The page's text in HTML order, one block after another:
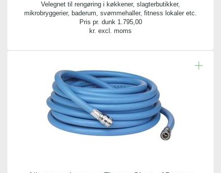
Velegnet til rengøring i køkkener, slagterbutikker,
mikrobryggerier, baderum, svømmehaller, fitness lokaler etc.
Pris pr. dunk 1.795,00
kr. excl. moms